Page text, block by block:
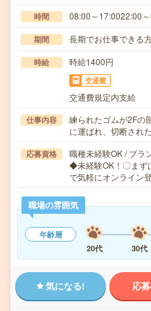
時間 08:00～17:0022:00
期間 長期でお仕事できる
時給 時給1400円
交通費
交通費規定内支給
仕事内容
練られたゴムが2Fの
に運ばれ、切断され
応募資格
職種未経験OK / ブラ
◆未経験OK！〇まず
で気軽にオンライン
職場の雰囲気
年齢層
20代
30代
気になる! 応